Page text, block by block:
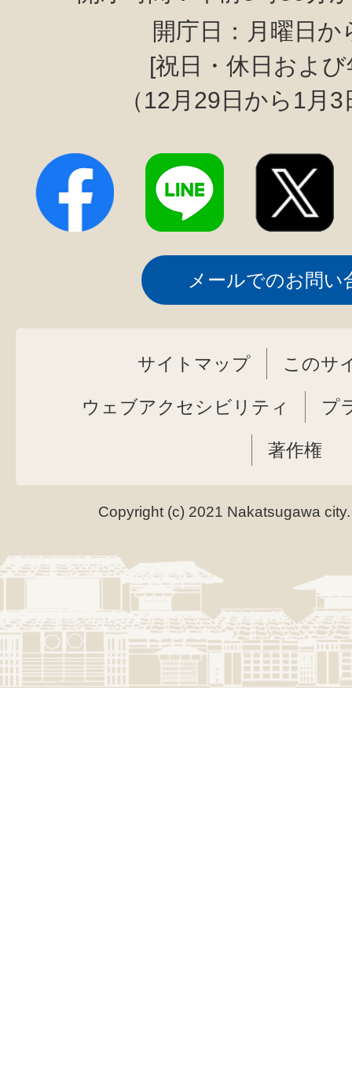
開庁日：月曜日か
[祝日・休日およ
（12月29日から1月
メールでのお問い
サイトマップ このサ
ウェブアクセシビリティ プ
著作権
Copyright (c) 2021 Nakatsugawa